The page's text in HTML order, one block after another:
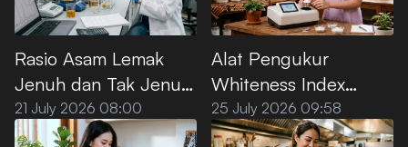
Rasio Asam Lemak
Jenuh dan Tak Jenuh
pada Minyak Sawit
Premium
21 July 2026 08:00
Alat Pengukur
Whiteness Index
Tepung Kanji Premium
25 July 2026 09:58